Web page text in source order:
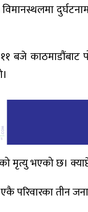
विमानस्थलमा
बजे
मृत्यु भएको छ।
परिवारका तीन